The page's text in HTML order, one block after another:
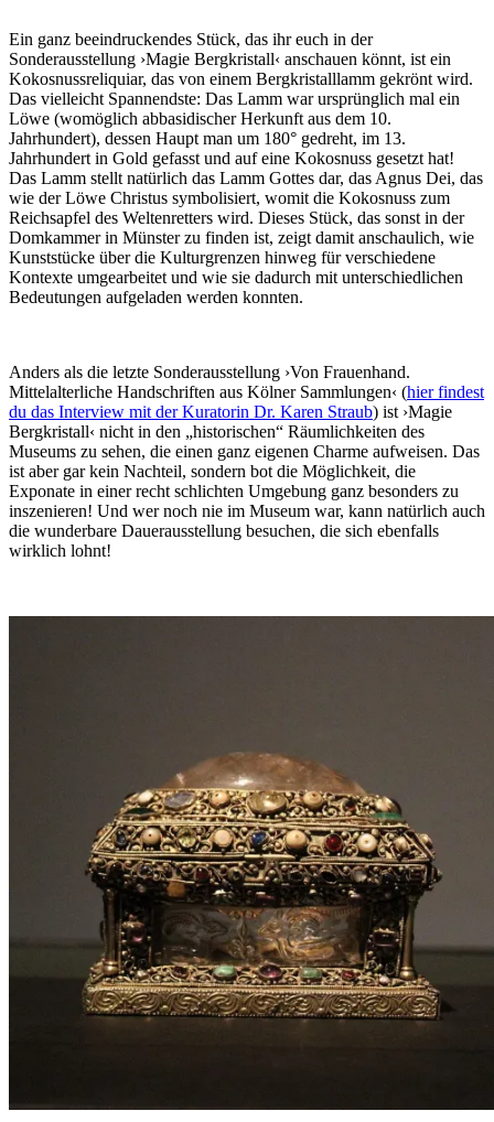
Ein ganz beeindruckendes Stück, das ihr euch in der
Sonderausstellung ›Magie Bergkristall‹ anschauen könnt, ist ein
Kokosnussreliquiar, das von einem Bergkristalllamm gekrönt wird.
Das vielleicht Spannendste: Das Lamm war ursprünglich mal ein
Löwe (womöglich abbasidischer Herkunft aus dem 10.
Jahrhundert), dessen Haupt man um 180° gedreht, im 13.
Jahrhundert in Gold gefasst und auf eine Kokosnuss gesetzt hat!
Das Lamm stellt natürlich das Lamm Gottes dar, das Agnus Dei, das
wie der Löwe Christus symbolisiert, womit die Kokosnuss zum
Reichsapfel des Weltenretters wird. Dieses Stück, das sonst in der
Domkammer in Münster zu finden ist, zeigt damit anschaulich, wie
Kunststücke über die Kulturgrenzen hinweg für verschiedene
Kontexte umgearbeitet und wie sie dadurch mit unterschiedlichen
Bedeutungen aufgeladen werden konnten.
Anders als die letzte Sonderausstellung ›Von Frauenhand.
Mittelalterliche Handschriften aus Kölner Sammlungen‹ (hier findest
du das Interview mit der Kuratorin Dr. Karen Straub) ist ›Magie
Bergkristall‹ nicht in den „historischen“ Räumlichkeiten des
Museums zu sehen, die einen ganz eigenen Charme aufweisen. Das
ist aber gar kein Nachteil, sondern bot die Möglichkeit, die
Exponate in einer recht schlichten Umgebung ganz besonders zu
inszenieren! Und wer noch nie im Museum war, kann natürlich auch
die wunderbare Dauerausstellung besuchen, die sich ebenfalls
wirklich lohnt!